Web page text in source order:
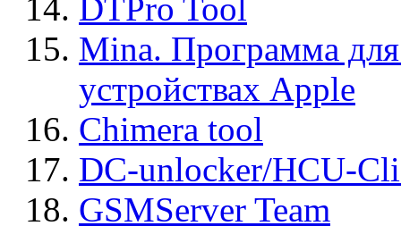
DTPro Tool
Mina. Программа
устройствах Apple
Chimera tool
DC-unlocker/HCU-
GSMServer Team